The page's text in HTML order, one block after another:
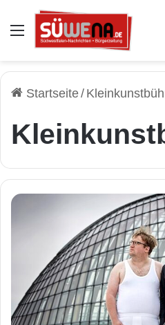
Auswahl
Startseite/